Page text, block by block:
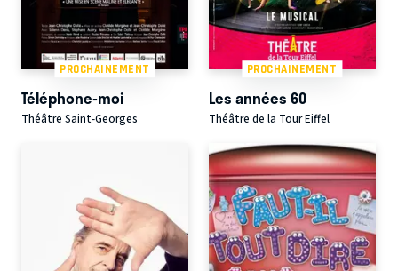
PROCHAINEMENT
Téléphone-moi
Théâtre Saint-Georges
PROCHAINEMENT
Les années 60
Théâtre de la Tour Eiffel